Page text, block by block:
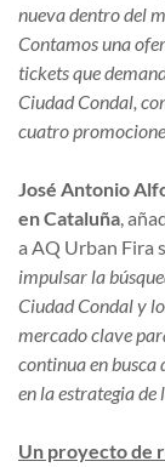
nueva dentro del
Contamos una
tickets que
Ciudad Condal,
cuatro
José Antonio
en Cataluña,
a AQ Urban Fira
impulsar la
Ciudad Condal y
mercado clave
continua en busca
en la estrategia de
Un proyecto de